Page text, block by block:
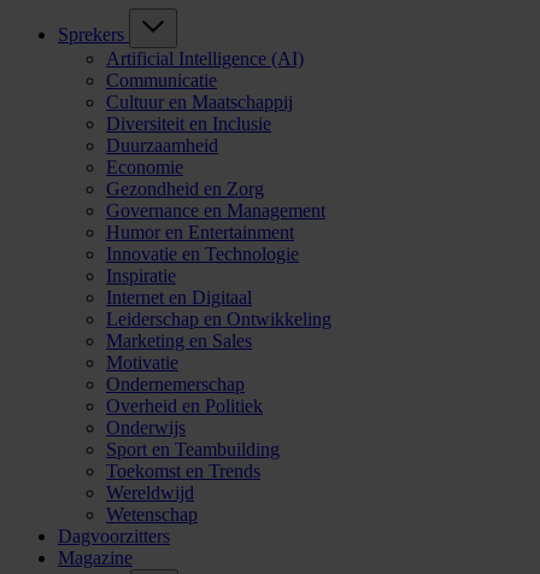
Sprekers
Artificial Intelligence (AI)
Communicatie
Cultuur en Maatschappij
Diversiteit en Inclusie
Duurzaamheid
Economie
Gezondheid en Zorg
Governance en Management
Humor en Entertainment
Innovatie en Technologie
Inspiratie
Internet en Digitaal
Leiderschap en Ontwikkeling
Marketing en Sales
Motivatie
Ondernemerschap
Overheid en Politiek
Onderwijs
Sport en Teambuilding
Toekomst en Trends
Wereldwijd
Wetenschap
Dagvoorzitters
Magazine